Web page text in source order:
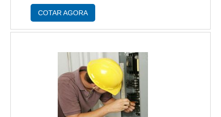
e segurança alcançados com a instalação das
COTAR AGORA